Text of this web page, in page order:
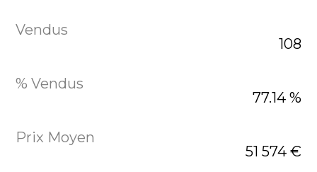
108
77.14 %
51 574 €